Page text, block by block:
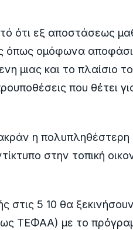
ότι εξ αποστάσεως
όπως ομόφωνα
μιας και το πλαίσιο
που θέτει
η
στην τοπική
στις 5 10 θα
ΤΕΦΑΑ) με το